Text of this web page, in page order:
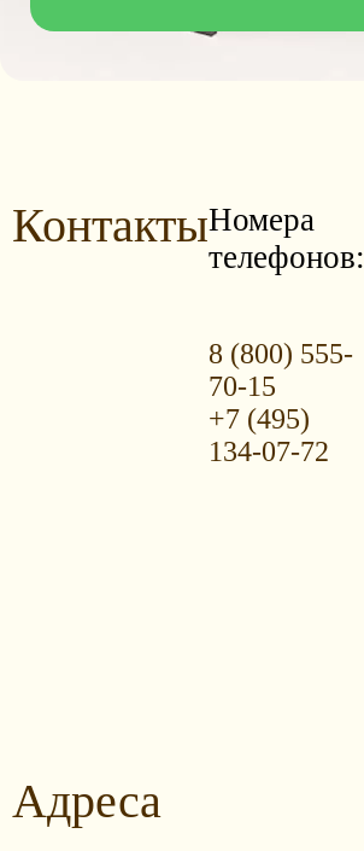
КонтактыНомера
телефонов:
8 (800) 555-
70-15
+7 (495)
134-07-72
Адреса